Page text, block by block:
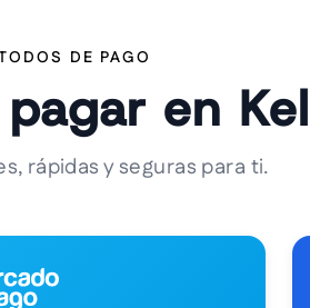
DE PAGO
en
rápidas y seguras para ti.